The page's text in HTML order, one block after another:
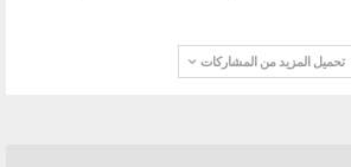
تحميل المزيد من المشاركات